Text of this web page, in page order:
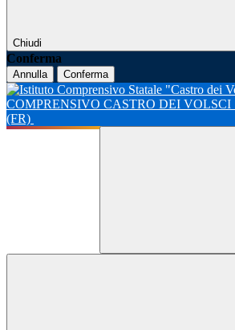
Chiudi
Conferma
Annulla Conferma
COMPRENSIVO CASTRO DEI VOLSCI
(FR)